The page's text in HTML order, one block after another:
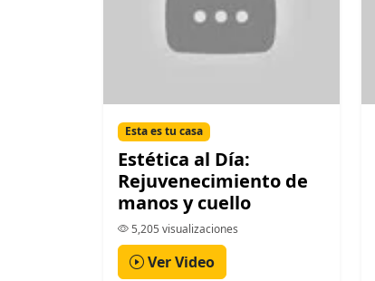
Esta es tu casa
Estética al Día:
Rejuvenecimiento de
manos y cuello
5,205 visualizaciones
Ver Video